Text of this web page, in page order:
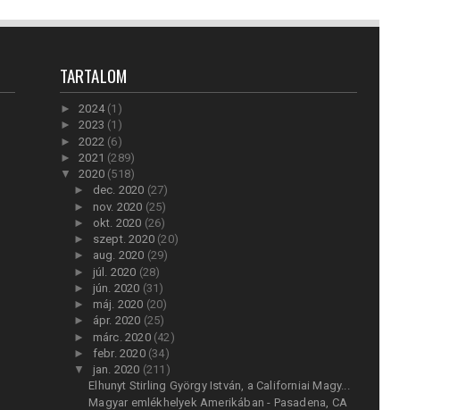
TARTALOM
►2024 (1)
►2023 (1)
►2022 (6)
►2021 (289)
▼2020 (518)
► dec. 2020 (27)
► nov. 2020 (25)
► okt. 2020 (26)
► szept. 2020 (20)
► aug. 2020 (29)
► júl. 2020 (28)
► jún. 2020 (31)
► máj. 2020 (20)
► ápr. 2020 (25)
► márc. 2020 (42)
► febr. 2020 (34)
▼ jan. 2020 (211)
Elhunyt Stirling György István, a Californiai Magy...
Magyar emlékhelyek Amerikában - Pasadena, CA